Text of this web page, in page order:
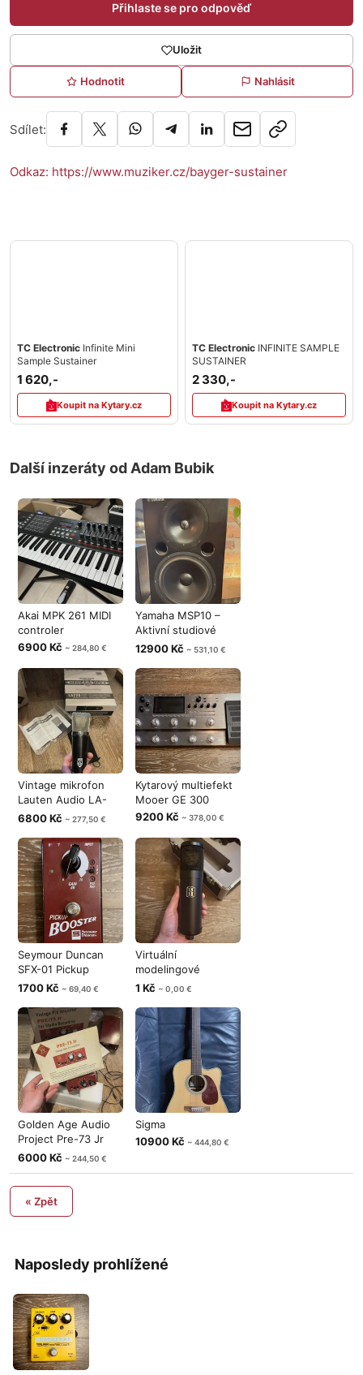
Naposledy prohlížené
Přihlaste se pro odpověď
Uložit
Hodnotit Nahlásit
Sdílet:
Odkaz: https://www.muziker.cz/bayger-sustainer
TC Electronic Infinite Mini
Sample Sustainer
1 620,-
Koupit na Kytary.cz
TC Electronic INFINITE SAMPLE
SUSTAINER
2 330,-
Koupit na Kytary.cz
Další inzeráty od Adam Bubik
Akai MPK 261 MIDI
controler
6900 Kč ~ 284,80 €
Yamaha MSP10 –
Aktivní studiové
monitory pro
12900 Kč ~ 531,10 €
Vintage mikrofon
Lauten Audio LA-
220
6800 Kč ~ 277,50 €
Kytarový multiefekt
Mooer GE 300
9200 Kč ~ 378,00 €
Seymour Duncan
SFX-01 Pickup
Booster Pedal
1700 Kč ~ 69,40 €
Virtuální
modelingové
mikrofony 2ks ML1 a
1 Kč ~ 0,00 €
Golden Age Audio
Project Pre-73 Jr
MKII (UPGR
6000 Kč ~ 244,50 €
Sigma
10900 Kč ~ 444,80 €
« Zpět